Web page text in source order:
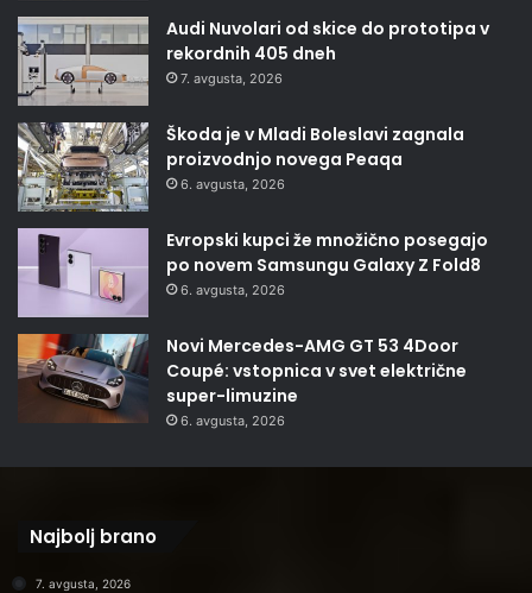
Audi Nuvolari od skice do prototipa v
rekordnih 405 dneh
7. avgusta, 2026
Škoda je v Mladi Boleslavi zagnala
proizvodnjo novega Peaqa
6. avgusta, 2026
Evropski kupci že množično posegajo
po novem Samsungu Galaxy Z Fold8
6. avgusta, 2026
Novi Mercedes-AMG GT 53 4Door
Coupé: vstopnica v svet električne
super-limuzine
6. avgusta, 2026
Najbolj brano
7. avgusta, 2026